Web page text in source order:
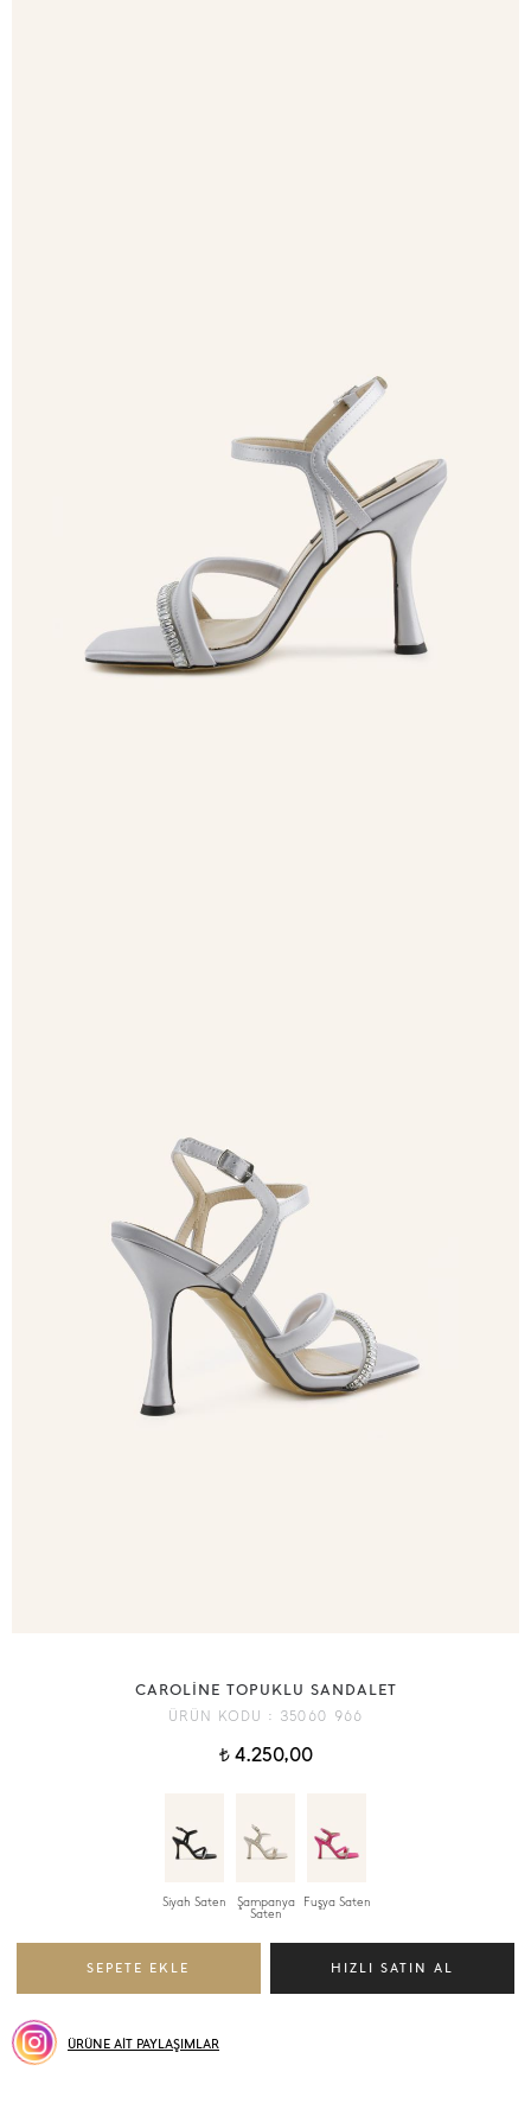
CAROLİNE TOPUKLU SANDALET
ÜRÜN KODU : 35060 966
t4.250,00
Siyah Saten Şampanya
Saten
Fuşya Saten
ÜRÜNE AİT PAYLAŞIMLAR